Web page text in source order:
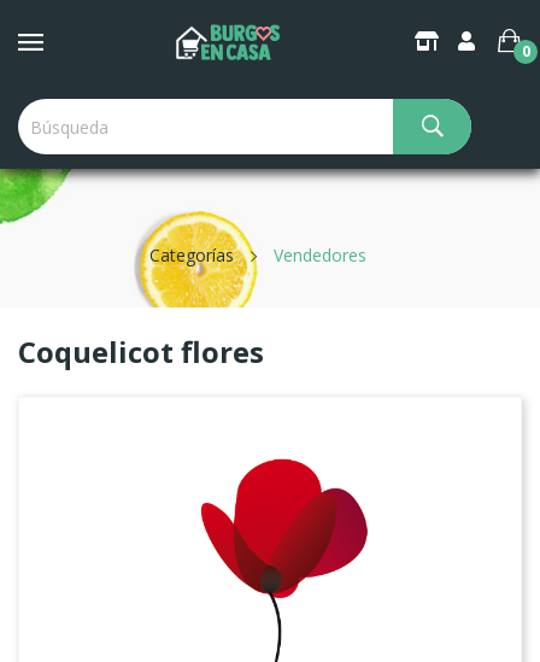
0
Categorías Vendedores
Coquelicot flores
Create Wishlist ×
Wishlist name
Cancel